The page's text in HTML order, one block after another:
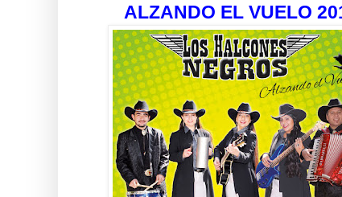
ALZANDO EL VUELO